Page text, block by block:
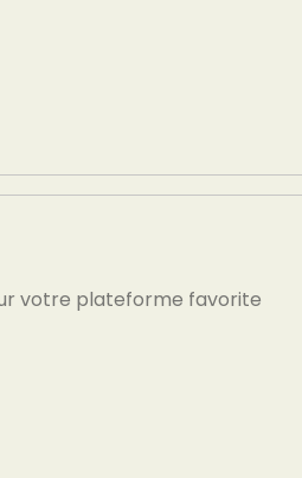
votre plateforme favorite